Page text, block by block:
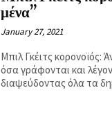
μένα”
January 27, 2021
Μπιλ Γκέιτς κορονοϊός:
όσα γράφονται και
διαψεύδοντας όλα τα